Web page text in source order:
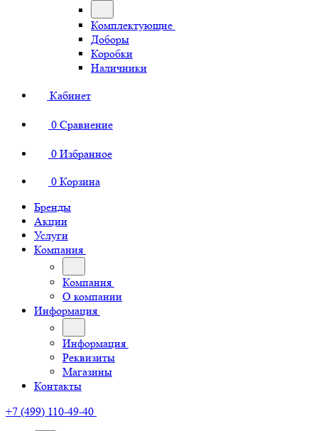
Комплектующие
Доборы
Коробки
Наличники
Кабинет
0 Сравнение
0 Избранное
0 Корзина
Бренды
Акции
Услуги
Компания
Компания
О компании
Информация
Информация
Реквизиты
Магазины
Контакты
+7 (499) 110-49-40